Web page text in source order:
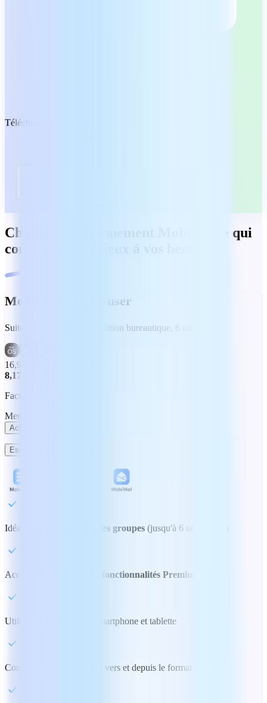
Téléchargement gratuit
Choisissez l'abonnement MobiOffice qui
correspond le mieux à vos besoins
MobiOffice Multi-user
Suite complète d'outils d'édition bureautique, 6 utilisateurs
16,99 CA$
8,17 CA$
Facturation annuelle
Mensuel
Acheter maintenant
Essai gratuit de 7 jours
Idéal pour les familles et les groupes (jusqu'à 6 utilisateurs)
Accès illimité à toutes les fonctionnalités Premium
Utilisable sur PC, Mac, smartphone et tablette
Conversion de documents vers et depuis le format PDF